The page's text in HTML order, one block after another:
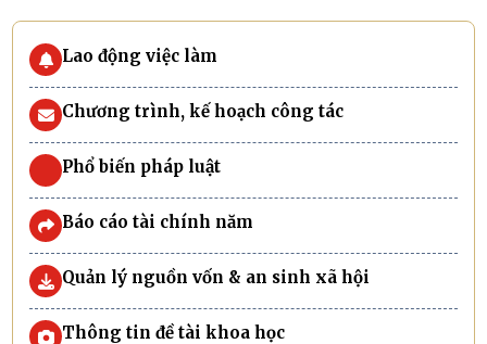
Lao động việc làm
Chương trình, kế hoạch công tác
Phổ biến pháp luật
Báo cáo tài chính năm
Quản lý nguồn vốn & an sinh xã hội
Thông tin đề tài khoa học